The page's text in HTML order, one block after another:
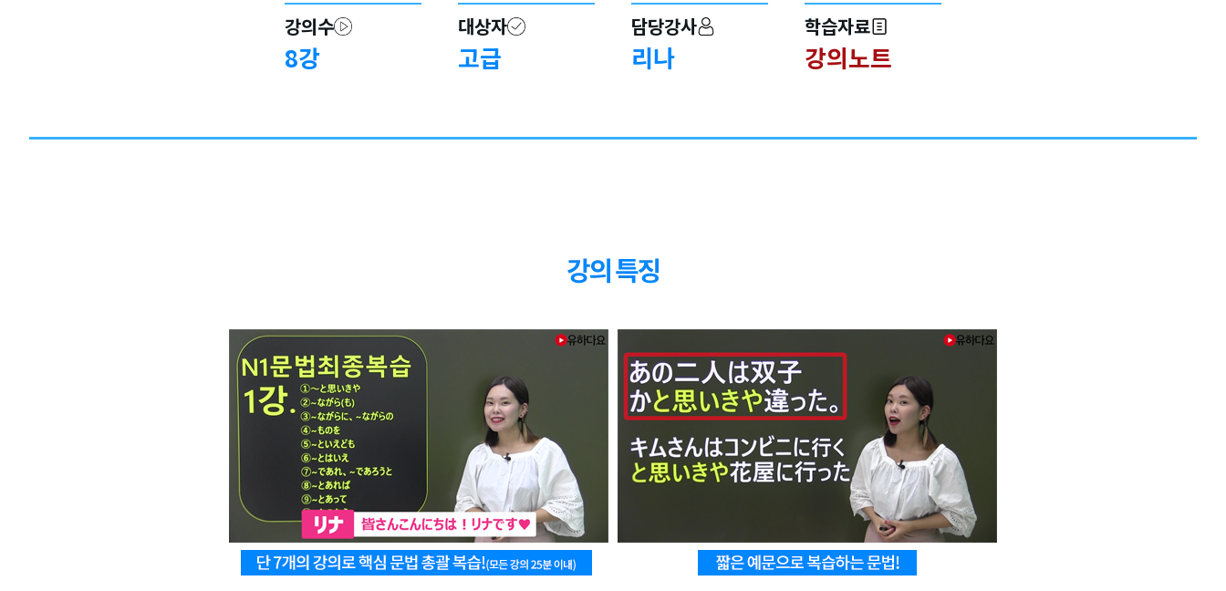
강의수
8강
대상자
고급
담당강사
리나
학습자료
강의노트